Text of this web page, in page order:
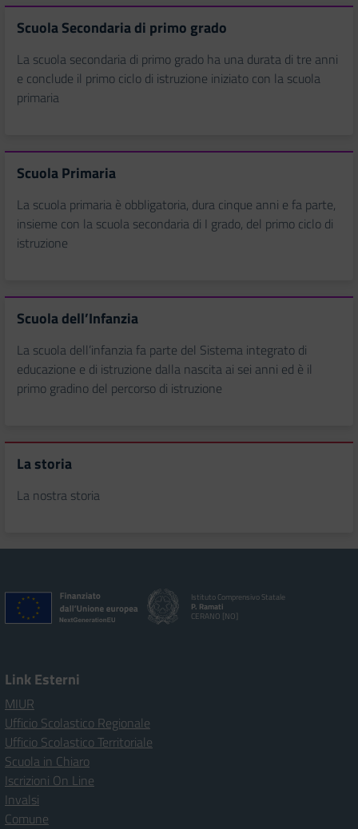
Scuola Secondaria di primo grado
La scuola secondaria di primo grado ha una durata di tre anni
e conclude il primo ciclo di istruzione iniziato con la scuola
primaria
Scuola Primaria
La scuola primaria è obbligatoria, dura cinque anni e fa parte,
insieme con la scuola secondaria di I grado, del primo ciclo di
istruzione
Scuola dell’Infanzia
La scuola dell’infanzia fa parte del Sistema integrato di
educazione e di istruzione dalla nascita ai sei anni ed è il
primo gradino del percorso di istruzione
La storia
La nostra storia
Istituto Comprensivo Statale
P. Ramati
CERANO [NO]
Link Esterni
MIUR
Ufficio Scolastico Regionale
Ufficio Scolastico Territoriale
Scuola in Chiaro
Iscrizioni On Line
Invalsi
Comune